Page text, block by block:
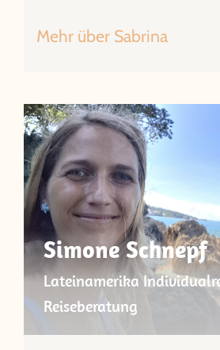
Mehr über Sabrina
Simone Schnepf
Lateinamerika
Reiseberatung